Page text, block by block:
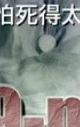
罩不是怕
然|BF專欄
Bloggers